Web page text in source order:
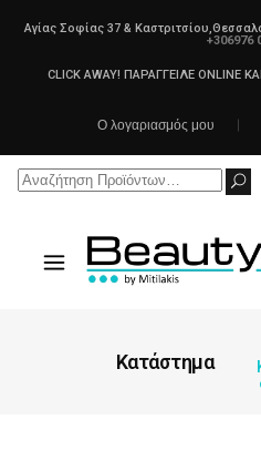
Αγίας Σοφίας 37 &
+306976
CLICK AWAY! ΠΑΡΑΓΓΕΙΛΕ
Ο λογαριασμός μου
Search
Κατάστημα